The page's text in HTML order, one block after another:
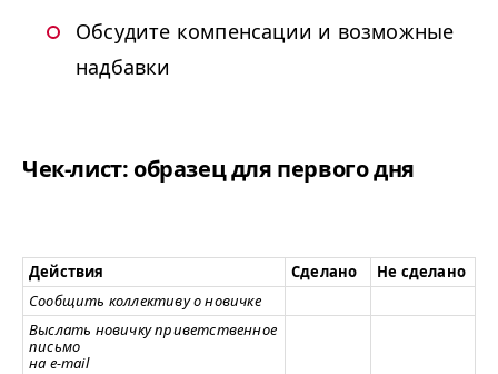
Обсудите компенсации и возможные
надбавки
Чек-лист: образец для первого дня
Действия Сделано
Не сделано
Сообщить коллективу о новичке
Выслать новичку приветственное
письмо
на e-mail